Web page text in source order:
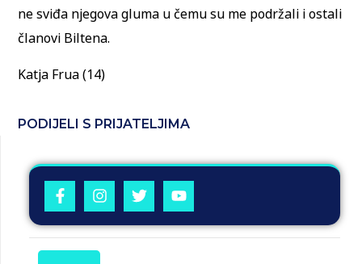
ne sviđa njegova gluma u čemu su me podržali i ostali
članovi Biltena.
Katja Frua (14)
PODIJELI S PRIJATELJIMA